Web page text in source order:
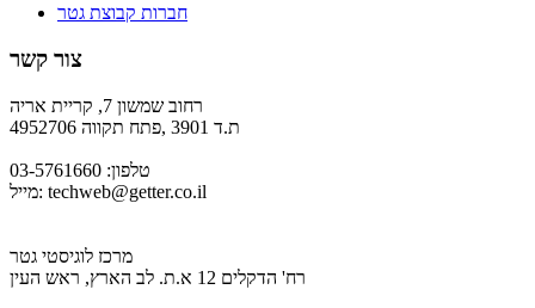
חברות קבוצת גטר
צור קשר
רחוב שמשון 7, קריית אריה
ת.ד 3901 ,פתח תקווה 4952706
טלפון: 03-5761660
מייל: techweb@getter.co.il
מרכז לוגיסטי גטר
רח' הדקלים 12 א.ת. לב הארץ, ראש העין